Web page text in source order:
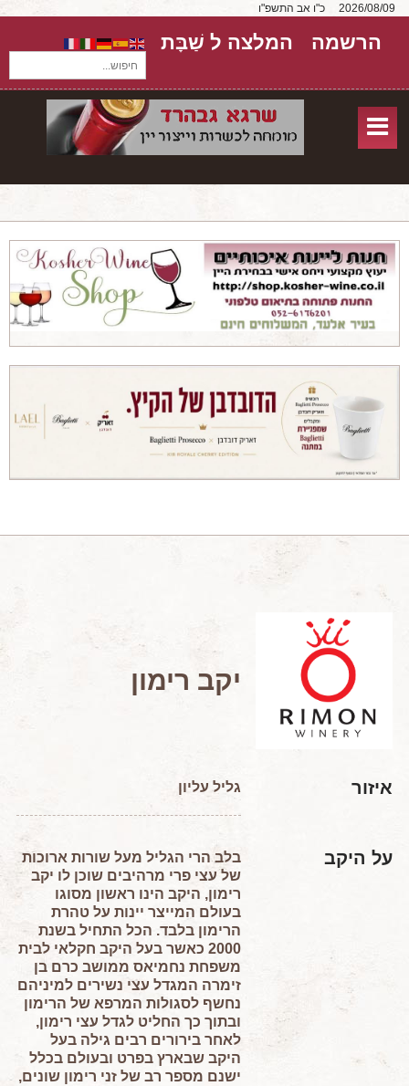
כ"ו אב התשפ"ו
חיפוש...
הרשמה המלצה ל שַׁבָּת
אודות
שירותים
יקבים
מאמרים
טורים על יקבים
מאמרים מקצועיים
מאמרים הלכתיים
המלצות יין לְ שַׁבָּת
חדשות ועדכונים
צור קשר
יקב רימון
איזור גליל עליון
על היקב
בלב הרי הגליל מעל שורות ארוכות
של עצי פרי מרהיבים שוכן לו יקב
רימון, היקב הינו ראשון מסוגו
בעולם המייצר יינות על טהרת
הרימון בלבד. הכל התחיל בשנת
2000 כאשר בעל היקב חקלאי לבית
משפחת נחמיאס ממושב כרם בן
זימרה המגדל עצי נשירים למיניהם
נחשף לסגולות המרפא של הרימון
ובתוך כך החליט לגדל עצי רימון,
לאחר בירורים רבים גילה בעל
היקב שבארץ בפרט ובעולם בכלל
ישנם מספר רב של זני רימון שונים,